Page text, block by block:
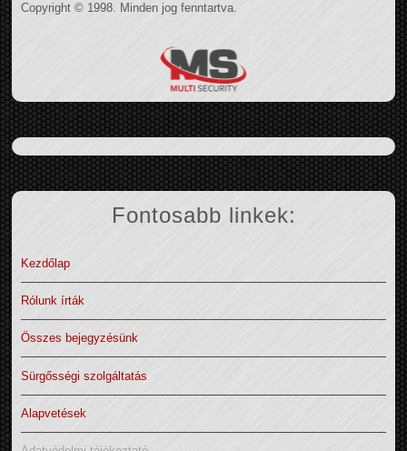
Copyright © 1998. Minden jog fenntartva.
Fontosabb linkek:
Kezdőlap
Rólunk írták
Összes bejegyzésünk
Sürgősségi szolgáltatás
Alapvetések